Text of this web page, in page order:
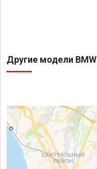
Другие модели BMW